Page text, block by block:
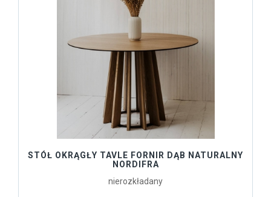
STÓŁ OKRĄGŁY TAVLE FORNIR DĄB NATURALNY
NORDIFRA
nierozkładany